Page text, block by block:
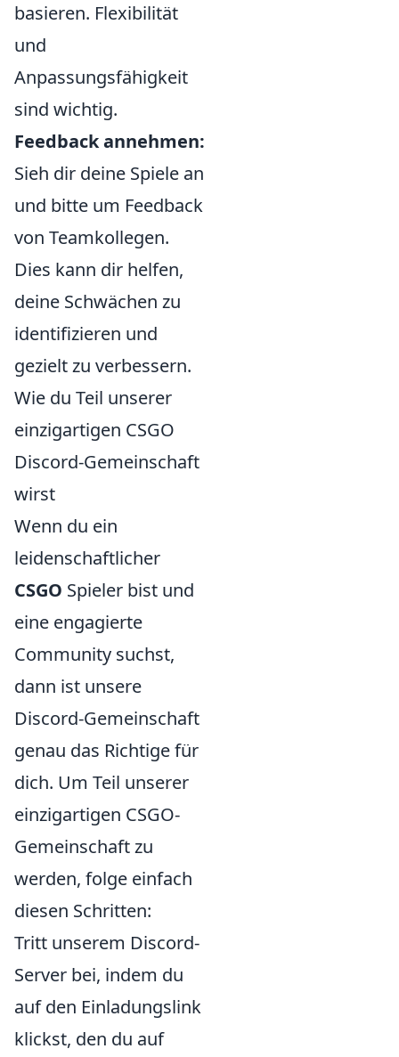
basieren. Flexibilität
und
Anpassungsfähigkeit
sind wichtig.
Feedback annehmen:
Sieh dir deine Spiele an
und bitte um Feedback
von Teamkollegen.
Dies kann dir helfen,
deine Schwächen zu
identifizieren und
gezielt zu verbessern.
Wie du Teil unserer
einzigartigen CSGO
Discord-Gemeinschaft
wirst
Wenn du ein
leidenschaftlicher
CSGO Spieler bist und
eine engagierte
Community suchst,
dann ist unsere
Discord-Gemeinschaft
genau das Richtige für
dich. Um Teil unserer
einzigartigen CSGO-
Gemeinschaft zu
werden, folge einfach
diesen Schritten:
Tritt unserem Discord-
Server bei, indem du
auf den Einladungslink
klickst, den du auf